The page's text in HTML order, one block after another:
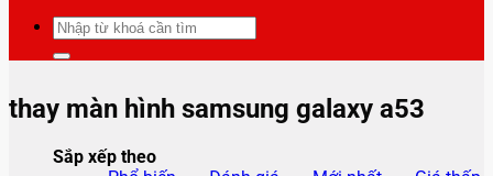
Tìm
kiếm:
thay màn hình samsung galaxy a53
Sắp xếp theo